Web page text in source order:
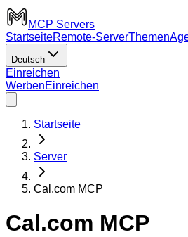
MCP Servers
StartseiteRemote-ServerThemen
Deutsch
Einreichen
WerbenEinreichen
Startseite
Server
Cal.com MCP
Cal.com MCP